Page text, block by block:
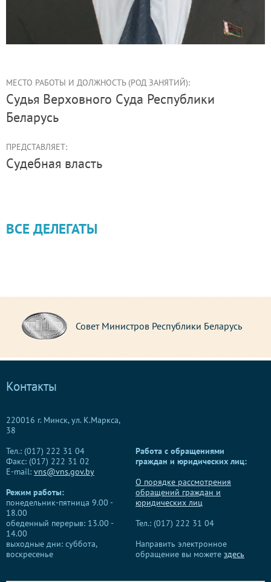
МЕСТО РАБОТЫ И ДОЛЖНОСТЬ (РОД ЗАНЯТИЙ):
судья Верховного Суда Республики
Беларусь
ПРЕДСТАВЛЯЕТ:
Судебная власть
ВСЕ ДЕЛЕГАТЫ
Совет Министров Республики Беларусь
Контакты
220016 г. Минск, ул. К.Маркса,
38
Тел.: (017) 222 31 04
Факс: (017) 222 31 02
E-mail: vns@vns.gov.by
Режим работы:
понедельник-пятница 9.00 -
18.00
обеденный перерыв: 13.00 -
14.00
выходные дни: суббота,
воскресенье
Работа с обращениями
граждан и юридических лиц:
О порядке рассмотрения
обращений граждан и
юридических лиц
Тел.: (017) 222 31 04
Направить электронное
обращение вы можете здесь